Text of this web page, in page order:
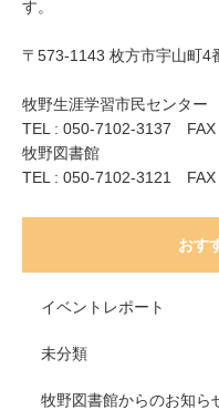
す。
〒573-1143 枚方市宇山町4
牧野生涯学習市民センター
TEL : 050-7102-3137 FAX
牧野図書館
TEL : 050-7102-3121 FAX
おす
イベントレポート
未分類
牧野図書館からのお知ら